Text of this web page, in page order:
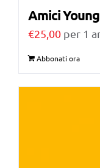
Amici Young
€25,00 per 1
Abbonati ora